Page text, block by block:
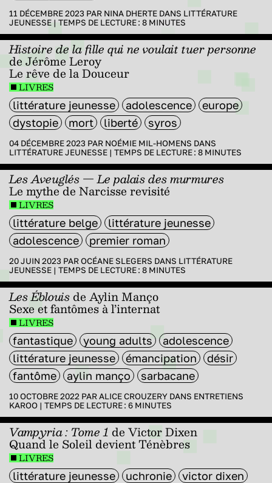
11 DÉCEMBRE 2023 PAR NINA DHERTE DANS LITTÉRATURE
JEUNESSE | TEMPS DE LECTURE : 8 MINUTES
Histoire de la fille qui ne voulait tuer personne
de Jérôme Leroy
Le rêve de la Douceur
LIVRES
littérature jeunesse adolescence
europe
dystopie
mort liberté syros
04 DÉCEMBRE 2023 PAR NOÉMIE MIL-HOMENS DANS
LITTÉRATURE JEUNESSE | TEMPS DE LECTURE : 8 MINUTES
Les Aveuglés — Le palais des murmures
Le mythe de Narcisse revisité
LIVRES
littérature belge
littérature jeunesse
adolescence
premier roman
20 JUIN 2023 PAROCÉANE SLEGERS DANS LITTÉRATURE
JEUNESSE | TEMPS DE LECTURE : 8 MINUTES
Les Éblouisde Aylin Manço
Sexe et fantômes à l’internat
LIVRES
fantastique young adults
adolescence
littérature jeunesse
émancipation
désir
fantôme
aylin manço sarbacane
10 OCTOBRE 2022 PARALICE CROUZERY DANS ENTRETIENS
KAROO | TEMPS DE LECTURE : 6 MINUTES
Vampyria : Tome 1 de Victor Dixen
Quand le Soleil devient Ténèbres
LIVRES
littérature jeunesse uchronie
victor dixen